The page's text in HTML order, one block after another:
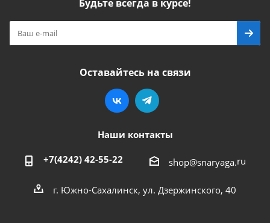
Будьте всегда в курсе!
Оставайтесь на связи
Наши контакты
+7(4242) 42-55-22 shop@snaryaga.ru
г. Южно-Сахалинск, ул. Дзержинского, 40